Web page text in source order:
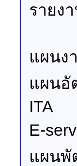
รายง
แผนง
แผนอั
ITA
E-
แผน